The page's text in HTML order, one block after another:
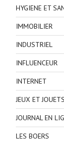
HYGIENE ET
IMMOBILIER
INDUSTRIEL
INFLUENCEUR
INTERNET
JEUX ET JOUETS
JOURNAL EN
LES BOERS